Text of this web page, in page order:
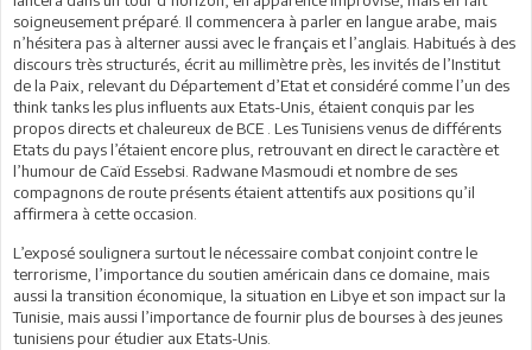
soigneusement préparé. Il commencera à parler en langue arabe, mais
n’hésitera pas à alterner aussi avec le français et l’anglais. Habitués à des
discours très structurés, écrit au millimètre près, les invités de l’Institut
de la Paix, relevant du Département d’Etat et considéré comme l’un des
think tanks les plus influents aux Etats-Unis, étaient conquis par les
propos directs et chaleureux de BCE . Les Tunisiens venus de différents
Etats du pays l’étaient encore plus, retrouvant en direct le caractère et
l’humour de Caïd Essebsi. Radwane Masmoudi et nombre de ses
compagnons de route présents étaient attentifs aux positions qu’il
affirmera à cette occasion.
L’exposé soulignera surtout le nécessaire combat conjoint contre le
terrorisme, l’importance du soutien américain dans ce domaine, mais
aussi la transition économique, la situation en Libye et son impact sur la
Tunisie, mais aussi l’importance de fournir plus de bourses à des jeunes
tunisiens pour étudier aux Etats-Unis.